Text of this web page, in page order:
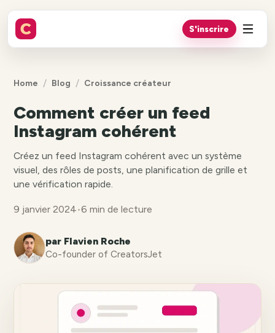
S'inscrire
Home / Blog / Croissance créateur
Comment créer un feed
Instagram cohérent
Créez un feed Instagram cohérent avec un système
visuel, des rôles de posts, une planification de grille et
une vérification rapide.
9 janvier 2024•6 min de lecture
par Flavien Roche
Co-founder of CreatorsJet